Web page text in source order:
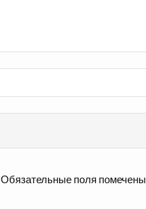
Обязательные поля помечены